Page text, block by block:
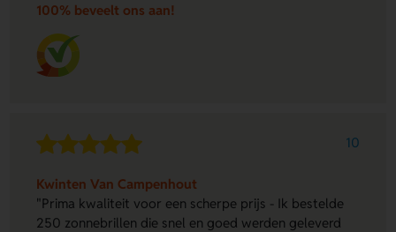
100% beveelt ons aan!
10
Kwinten Van Campenhout
"Prima kwaliteit voor een scherpe prijs - Ik bestelde
250 zonnebrillen die snel en goed werden geleverd